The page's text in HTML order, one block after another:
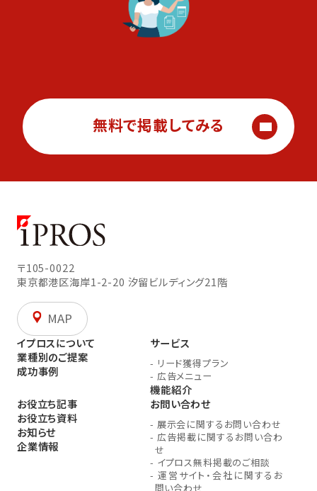
無料で掲載してみる
〒105-0022
東京都港区海岸1-2-20 汐留ビルディング21階
MAP
イプロスについて
業種別のご提案
成功事例
サービス
- リード獲得プラン
- 広告メニュー
機能紹介
お役立ち記事
お役立ち資料
お知らせ
企業情報
お問い合わせ
- 展示会に関するお問い合わせ
- 広告掲載に関するお問い合わ
せ
- イプロス無料掲載のご相談
- 運営サイト・会社に関するお
問い合わせ